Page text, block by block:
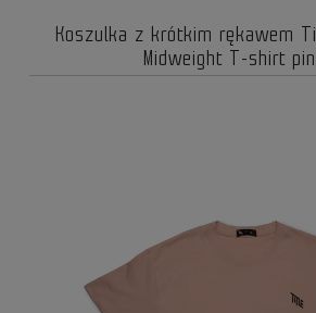
Koszulka z krótkim rękawem
Midweight T-shirt